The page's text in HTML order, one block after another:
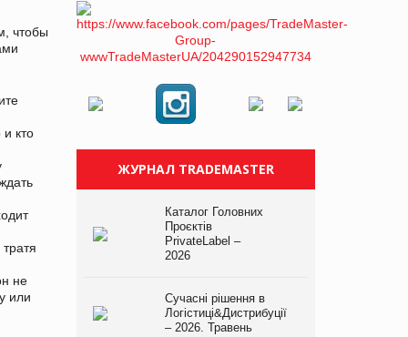
чтобы
кто
не
или
ЖУРНАЛ TRADEMASTER
Каталог Головних
Проєктів
PrivateLabel –
2026
Сучасні рішення в
Логістиці&Дистрибуції
– 2026. Травень